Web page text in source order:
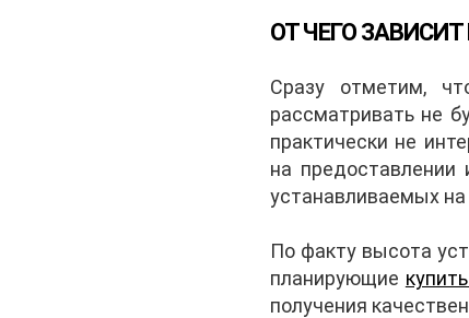
ОТ ЧЕГО
Сразу отметим,
рассматривать не
практически не
на
устанавливаемых на
По факту высота
планирующие
получения